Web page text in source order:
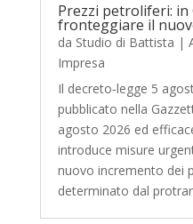
Prezzi petroliferi: in
fronteggiare il
da Studio di Battista |
Impresa
Il decreto‑legge 5
pubblicato nella
agosto 2026 ed
introduce misure
nuovo incremento dei
determinato dal